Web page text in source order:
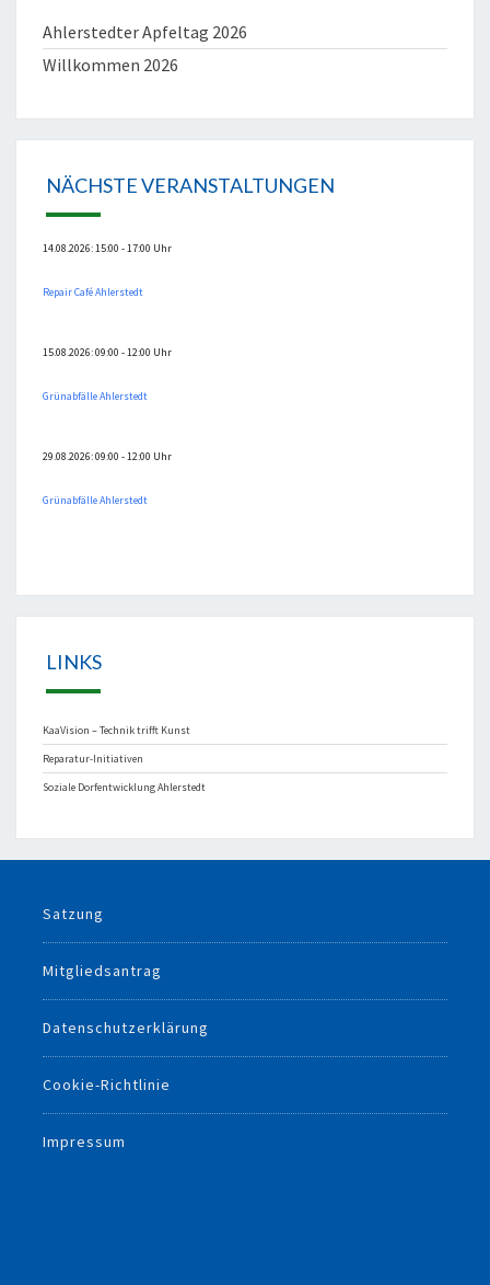
Ahlerstedter Apfeltag 2026
Willkommen 2026
NÄCHSTE VERANSTALTUNGEN
14.08.2026: 15:00 - 17:00 Uhr
Repair Café Ahlerstedt
15.08.2026: 09:00 - 12:00 Uhr
Grünabfälle Ahlerstedt
29.08.2026: 09:00 - 12:00 Uhr
Grünabfälle Ahlerstedt
LINKS
KaaVision – Technik trifft Kunst
Reparatur-Initiativen
Soziale Dorfentwicklung Ahlerstedt
Satzung
Mitgliedsantrag
Datenschutzerklärung
Cookie-Richtlinie
Impressum